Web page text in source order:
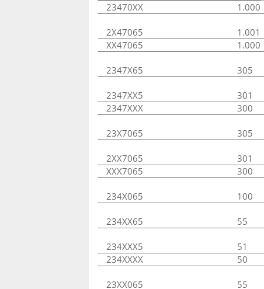
23470XX
1.000
2X47065
1.001
XX47065
1.000
2347X65
305
2347XX5
301
2347XXX
300
23X7065
305
2XX7065
301
XXX7065
300
234X065
100
234XX65
55
234XXX5
51
234XXXX
50
23XX065
55